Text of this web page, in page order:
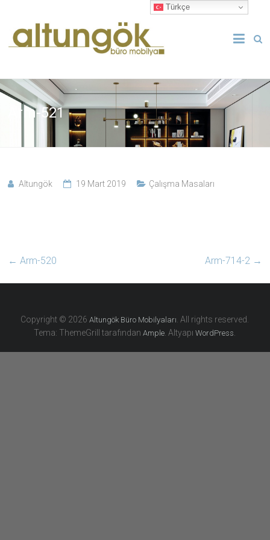
content
Altungök
Mobilyaları
zaman
en iyisi
Arm-521
Altungök 19 Mart 2019 Çalışma Masaları
← Arm-520 Arm-714-2 →
Copyright © 2026Altungök Büro Mobilyaları . All rights reserved.
Tema: ThemeGrill tarafındanAmple . AltyapıWordPress
Türkçe